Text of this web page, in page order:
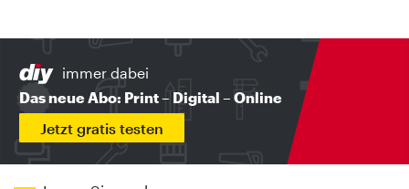
immer dabei
Das neue Abo: Print – Digital – Online
Jetzt gratis testen